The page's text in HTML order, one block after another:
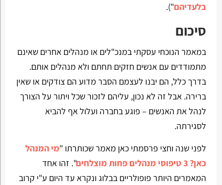
בלעדיהם").
סיכום
במאמר הנוכחי עסקתי במנכ"לים או מנהלים אחרים שאינם
מתמודדים עם אנשים חזקים תחתם ולא מנהלים אותם.
בדרך כלל, הם יבנו לעצמם הסבר מדוע הם צודקים או שאין
ברירה. אבל זה לא נכון, עליהם לזכור שכל ויתור על הצורך
לנהל את האנשים – פוגע בחברה ועלול אף להביא
לסגירתה.
לפני שנה וחצי פרסמתי כאן מאמר שכותרתו "מי המנהל
כאן? 3 טיפוסי מנהלים פחות מוצלחים
". זהו אחד
המאמרים היותר פופולריים בבלוג ונקרא עד היום ע"י קרוב